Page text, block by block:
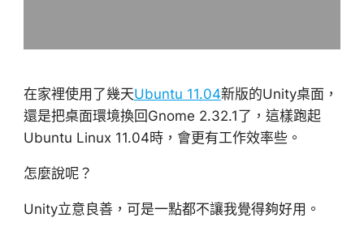
在家裡使用了幾天Ubuntu 11.04新版的Unity桌面，
還是把桌面環境換回Gnome 2.32.1了，這樣跑起
Ubuntu Linux 11.04時，會更有工作效率些。
怎麼說呢？
Unity立意良善，可是一點都不讓我覺得夠好用。